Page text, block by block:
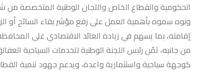
الحكومية والقطاع الخاص واللجان الوطنية المتخصصة من
ونوه سموه بأهمية العمل على رفع مؤشر بقاء السائح أو
إقامته، بما يسهم في زيادة العائد الاقتصادي على
من جانبه، ثمّن رئيس اللجنة الوطنية للخدمات
كوجهة سياحية واستثمارية واعدة، ويدعم جهود تنمية